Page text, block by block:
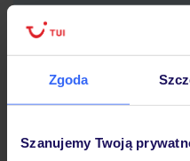
Zgoda
Szanujemy Twoją